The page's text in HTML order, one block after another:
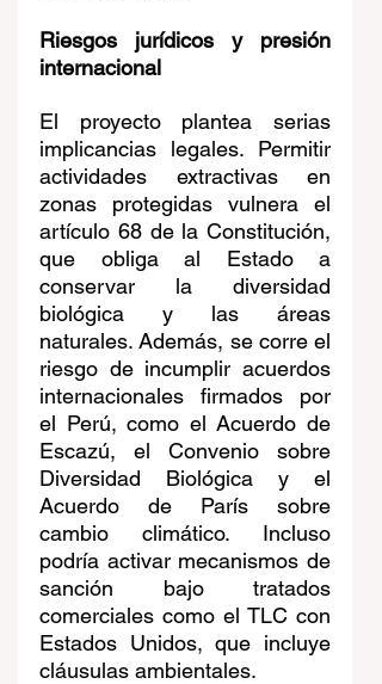
Riesgos jurídicos y presión
internacional
El proyecto plantea serias
implicancias legales. Permitir
actividades extractivas en
zonas protegidas vulnera el
artículo 68 de la Constitución,
que obliga al Estado a
conservar la diversidad
biológica y las áreas
naturales. Además, se corre el
riesgo de incumplir acuerdos
internacionales firmados por
el Perú, como el Acuerdo de
Escazú, el Convenio sobre
Diversidad Biológica y el
Acuerdo de París sobre
cambio climático. Incluso
podría activar mecanismos de
sanción bajo tratados
comerciales como el TLC con
Estados Unidos, que incluye
cláusulas ambientales.